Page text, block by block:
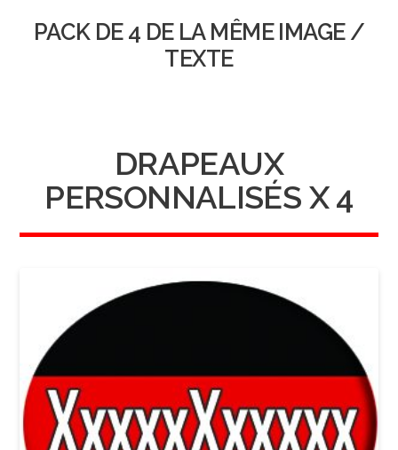
PACK DE 4 DE LA MÊME IMAGE /
TEXTE
DRAPEAUX
PERSONNALISÉS X 4